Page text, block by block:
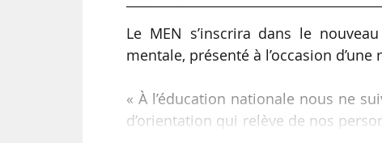
Le MEN s’inscrira dans le
mentale, présenté à l’occasion
« À l’éducation nationale nous ne
d’orientation qui relève de nos